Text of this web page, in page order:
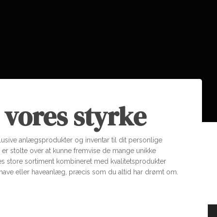
styrke
anlægsprodukter og inventar til dit personlige
stolte over at kunne fremvise de mange unikke
store sortiment kombineret med kvalitetsprodukter
eller haveanlæg, præcis som du altid har drømt om.